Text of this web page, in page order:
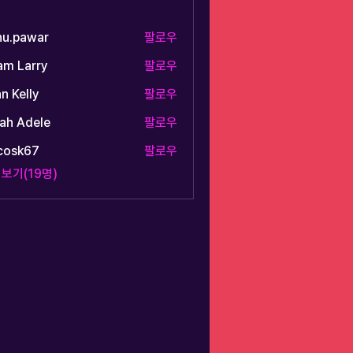
팔로우
Larry
팔로우
Kelly
팔로우
Adele
팔로우
팔로우
기(19명)